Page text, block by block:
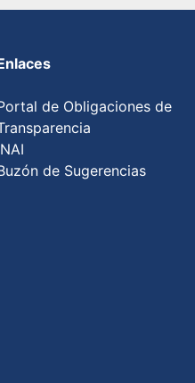
de Obligaciones de
de Sugerencias